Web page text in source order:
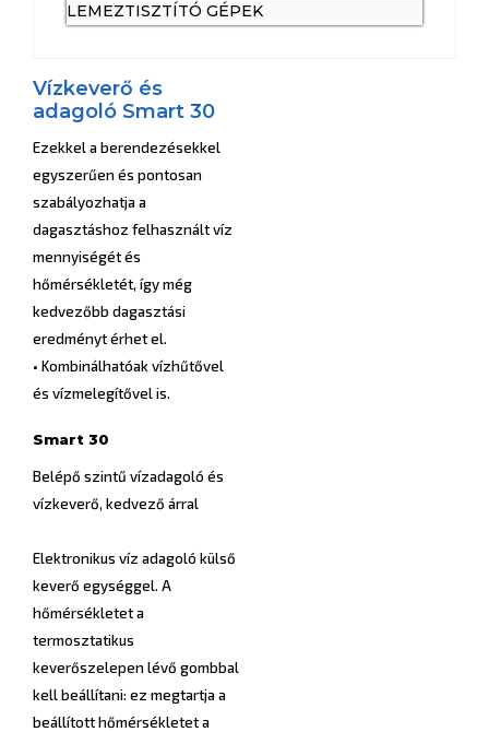
LEMEZTISZTÍTÓ GÉPEK
Vízkeverő és
adagoló Smart 30
Ezekkel a berendezésekkel
egyszerűen és pontosan
szabályozhatja a
dagasztáshoz felhasznált víz
mennyiségét és
hőmérsékletét, így még
kedvezőbb dagasztási
eredményt érhet el.
• Kombinálhatóak vízhűtővel
és vízmelegítővel is.
Smart 30
Belépő szintű vízadagoló és
vízkeverő, kedvező árral
Elektronikus víz adagoló külső
keverő egységgel. A
hőmérsékletet a
termosztatikus
keverőszelepen lévő gombbal
kell beállítani: ez megtartja a
beállított hőmérsékletet a